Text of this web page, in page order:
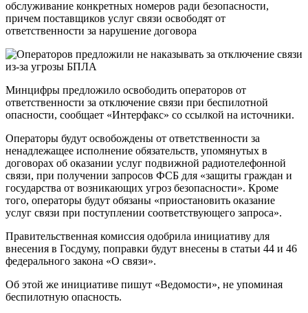
обслуживание конкретных номеров ради безопасности,
причем поставщиков услуг связи освободят от
ответственности за нарушение договора
Минцифры предложило освободить операторов от
ответственности за отключение связи при беспилотной
опасности, сообщает «Интерфакс» со ссылкой на источники.
Операторы будут освобождены от ответственности за
ненадлежащее исполнение обязательств, упомянутых в
договорах об оказании услуг подвижной радиотелефонной
связи, при получении запросов ФСБ для «защиты граждан и
государства от возникающих угроз безопасности». Кроме
того, операторы будут обязаны «приостановить оказание
услуг связи при поступлении соответствующего запроса».
Правительственная комиссия одобрила инициативу для
внесения в Госдуму, поправки будут внесены в статьи 44 и 46
федерального закона «О связи».
Об этой же инициативе пишут «Ведомости», не упоминая
беспилотную опасность.